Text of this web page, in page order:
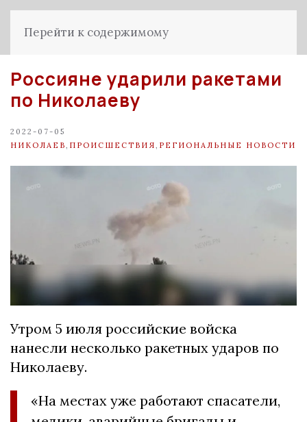
Перейти к содержимому
Россияне ударили ракетами
по Николаеву
2022-07-05
НИКОЛАЕВ ПРОИСШЕСТВИЯ РЕГИОНАЛЬНЫЕ НОВОСТИ
Утром 5 июля российские войска
нанесли несколько ракетных ударов по
Николаеву.
«На местах уже работают спасатели,